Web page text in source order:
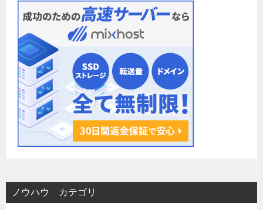
ノウハウ カテゴリ